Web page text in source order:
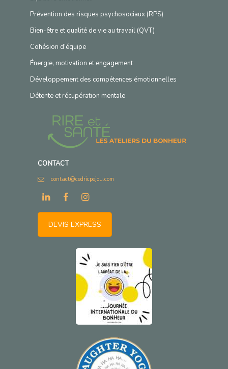
Prévention des risques psychosociaux (RPS)
Bien-être et qualité de vie au travail (QVT)
Cohésion d’équipe
Énergie, motivation et engagement
Développement des compétences émotionnelles
Détente et récupération mentale
CONTACT
contact@cedricpejou.com
DEVIS EXPRESS